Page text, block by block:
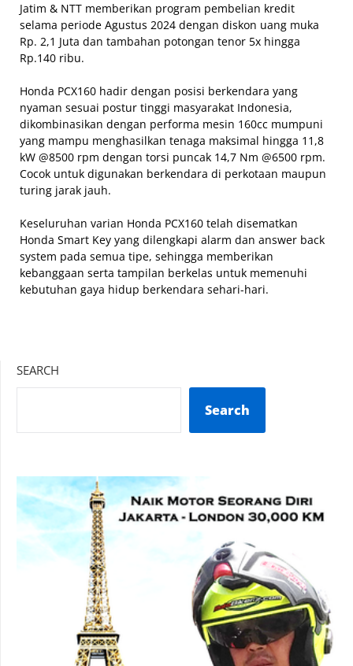
Jatim & NTT memberikan program pembelian kredit
selama periode Agustus 2024 dengan diskon uang muka
Rp. 2,1 Juta dan tambahan potongan tenor 5x hingga
Rp.140 ribu.
Honda PCX160 hadir dengan posisi berkendara yang
nyaman sesuai postur tinggi masyarakat Indonesia,
dikombinasikan dengan performa mesin 160cc mumpuni
yang mampu menghasilkan tenaga maksimal hingga 11,8
kW @8500 rpm dengan torsi puncak 14,7 Nm @6500 rpm.
Cocok untuk digunakan berkendara di perkotaan maupun
turing jarak jauh.
Keseluruhan varian Honda PCX160 telah disematkan
Honda Smart Key yang dilengkapi alarm dan answer back
system pada semua tipe, sehingga memberikan
kebanggaan serta tampilan berkelas untuk memenuhi
kebutuhan gaya hidup berkendara sehari-hari.
SEARCH
Search